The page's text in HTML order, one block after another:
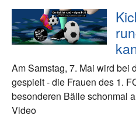
Am Samstag, 7. Mai wird bei
gespielt - die Frauen des 1.
besonderen Bälle schonmal
Video